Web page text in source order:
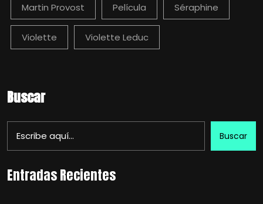
Martin Provost Película Séraphine
Violette Violette Leduc
Buscar
Buscar
Entradas Recientes